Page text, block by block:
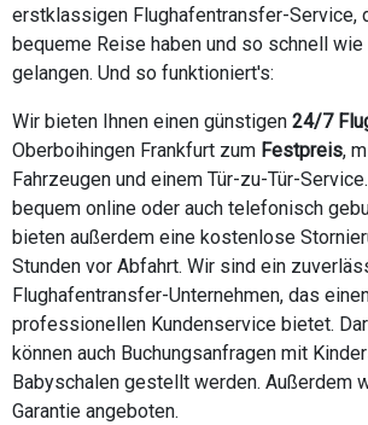
erstklassigen Flughafentransfer-Service,
bequeme Reise haben und so schnell
gelangen. Und so funktioniert's:
Wir bieten Ihnen einen günstigen 24/7
Oberboihingen Frankfurt zum Festpreis,
Fahrzeugen und einem Tür-zu-Tür-
bequem online oder auch telefonisch
bieten außerdem eine kostenlose
Stunden vor Abfahrt. Wir sind ein
Flughafentransfer-Unternehmen, das
professionellen Kundenservice bietet.
können auch Buchungsanfragen mit
Babyschalen gestellt werden. Außerdem
Garantie angeboten.